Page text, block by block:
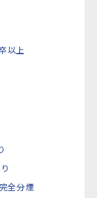
以上
完全分煙